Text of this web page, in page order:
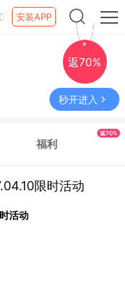
安装APP
返70%
秒开进入
福利
返70%
限时活动
活动